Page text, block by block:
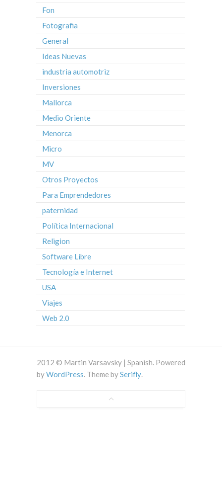
Fon
Fotografia
General
Ideas Nuevas
industria automotriz
Inversiones
Mallorca
Medio Oriente
Menorca
Micro
MV
Otros Proyectos
Para Emprendedores
paternidad
Política Internacional
Religion
Software Libre
Tecnología e Internet
USA
Viajes
Web 2.0
2012 © Martin Varsavsky | Spanish. Powered
byWordPress. Theme bySerifly.